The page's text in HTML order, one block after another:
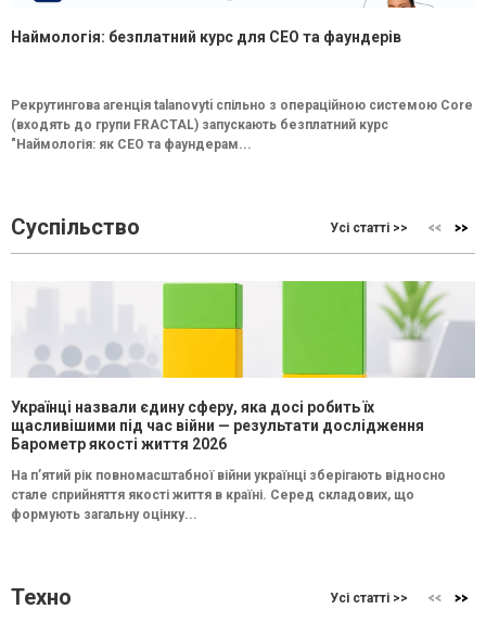
Наймологія: безплатний курс для CEO та фаундерів
Рекрутингова агенція talanovyti спільно з операційною системою Core
(входять до групи FRACTAL) запускають безплатний курс
"Наймологія: як СEO та фаундерам...
Суспільство Усі статті >>
Українці назвали єдину сферу, яка досі робить їх
щасливішими під час війни — результати дослідження
Барометр якості життя 2026
На п’ятий рік повномасштабної війни українці зберігають відносно
стале сприйняття якості життя в країні. Серед складових, що
формують загальну оцінку...
Техно Усі статті >>